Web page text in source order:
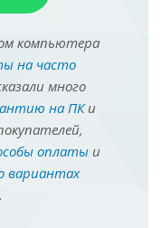
компьютера
на часто
много
на ПКи
оплатыи
вариантах
.